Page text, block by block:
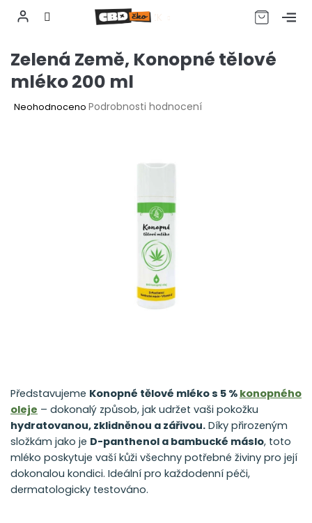
na
CZK
Zelená Země, Konopné tělové
mléko 200 ml
Průměrné
Neohodnoceno Podrobnosti hodnocení
Představujeme Konopné tělové mléko s 5 % konopného
oleje – dokonalý způsob, jak udržet vaši pokožku
hydratovanou, zklidněnou a zářivou. Díky přirozeným
složkám jako je D-panthenol a bambucké máslo, toto
mléko poskytuje vaší kůži všechny potřebné živiny pro její
dokonalou kondici. Ideální pro každodenní péči,
dermatologicky testováno.